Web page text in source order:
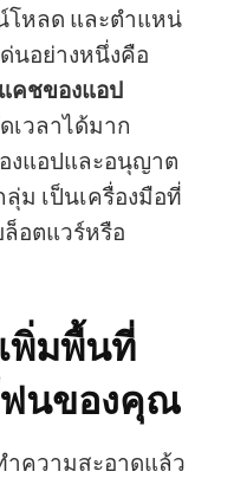
โหลด และตำแหน่
นอย่างหนึ่งคือ
คชของแอป
เวลาได้มาก
งแอปและอนุญาต
ม เป็นเครื่องมือที่
อตแวร์หรือ
พิ่มพื้นที่
ฟนของคุณ
ำความสะอาดแล้ว